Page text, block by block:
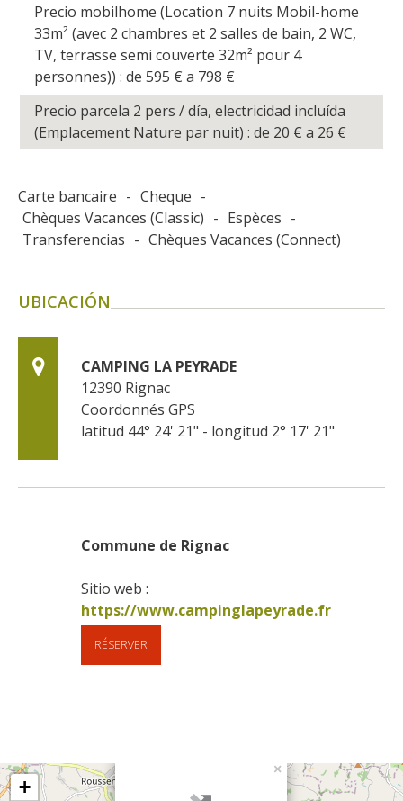
Precio mobilhome (Location 7 nuits Mobil-home
33m² (avec 2 chambres et 2 salles de bain, 2 WC,
TV, terrasse semi couverte 32m² pour 4
personnes)) : de 595 € a 798 €
Precio parcela 2 pers / día, electricidad incluída
(Emplacement Nature par nuit) : de 20 € a 26 €
Carte bancaire - Cheque -
Chèques Vacances (Classic) - Espèces -
Transferencias - Chèques Vacances (Connect)
UBICACIÓN
CAMPING LA PEYRADE
12390 Rignac
Coordonnés GPS
latitud 44° 24' 21" - longitud 2° 17' 21"
Commune de Rignac
https://www.campinglapeyrade.fr
RÉSERVER
×
+